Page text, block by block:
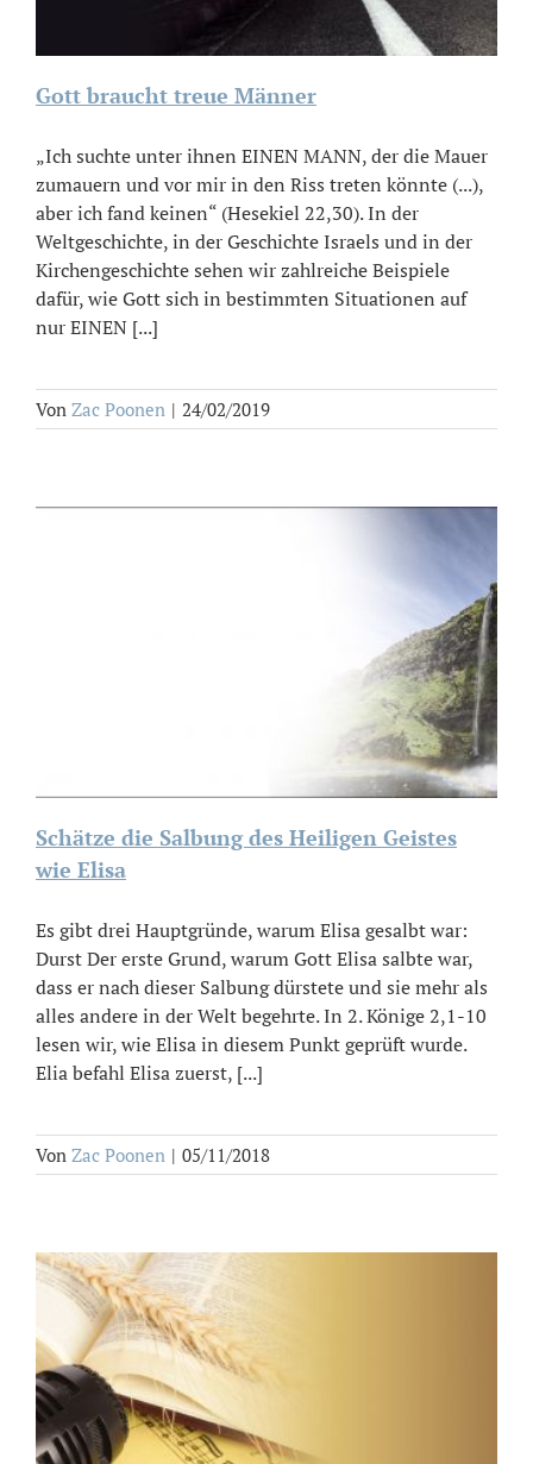
Gott braucht treue Männer
„Ich suchte unter ihnen EINEN MANN, der die Mauer
zumauern und vor mir in den Riss treten könnte (...),
aber ich fand keinen“ (Hesekiel 22,30). In der
Weltgeschichte, in der Geschichte Israels und in der
Kirchengeschichte sehen wir zahlreiche Beispiele
dafür, wie Gott sich in bestimmten Situationen auf
nur EINEN [...]
Von Zac Poonen | 24/02/2019
Schätze die Salbung des Heiligen Geistes
wie Elisa
Es gibt drei Hauptgründe, warum Elisa gesalbt war:
Durst Der erste Grund, warum Gott Elisa salbte war,
dass er nach dieser Salbung dürstete und sie mehr als
alles andere in der Welt begehrte. In 2. Könige 2,1-10
lesen wir, wie Elisa in diesem Punkt geprüft wurde.
Elia befahl Elisa zuerst, [...]
Von Zac Poonen | 05/11/2018